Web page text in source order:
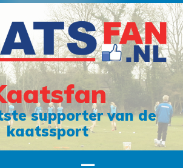
supporter van de
kaatssport